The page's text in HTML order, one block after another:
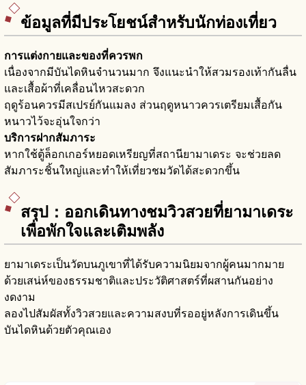
ข้อมูลที่มีประโยชน์สำหรับนักท่องเที่ยว
การแต่งกายและของที่ควรพก
เนื่องจากมีบันไดหินจำนวนมาก จึงแนะนำให้สวมรองเท้ากันลื่น
และเสื้อผ้าที่เคลื่อนไหวสะดวก
ฤดูร้อนควรมีสเปรย์กันแมลง ส่วนฤดูหนาวควรเตรียมเสื้อกัน
หนาวไว้จะอุ่นใจกว่า
บริการฝากสัมภาระ
หากใช้ตู้ล็อกเกอร์หยอดเหรียญที่สถานียามาเดระ จะช่วยลด
สัมภาระชิ้นใหญ่และทำให้เที่ยวชมวัดได้สะดวกขึ้น
สรุป：ออกเดินทางชมวิวสวยที่ยามาเดระ
เพื่อพักใจและเติมพลัง
ยามาเดระเป็นวัดบนภูเขาที่ได้รับความนิยมจากผู้คนมากมาย
ด้วยเสน่ห์ของธรรมชาติและประวัติศาสตร์ที่ผสานกันอย่าง
งดงาม
ลองไปสัมผัสทั้งวิวสวยและความสงบที่รออยู่หลังการเดินขึ้น
บันไดหินด้วยตัวคุณเอง